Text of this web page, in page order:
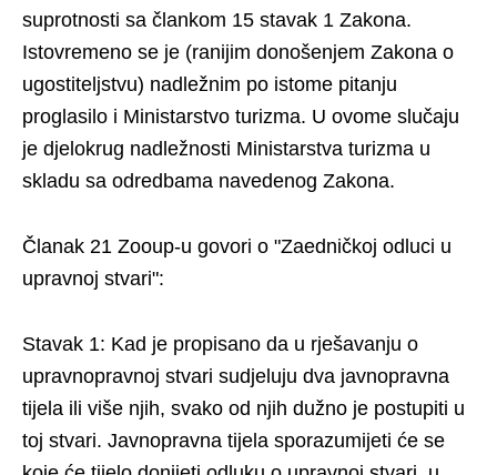
suprotnosti sa člankom 15 stavak 1 Zakona.
Istovremeno se je (ranijim donošenjem Zakona o
ugostiteljstvu) nadležnim po istome pitanju
proglasilo i Ministarstvo turizma. U ovome slučaju
je djelokrug nadležnosti Ministarstva turizma u
skladu sa odredbama navedenog Zakona.
Članak 21 Zooup-u govori o "Zaedničkoj odluci u
upravnoj stvari":
Stavak 1: Kad je propisano da u rješavanju o
upravnopravnoj stvari sudjeluju dva javnopravna
tijela ili više njih, svako od njih dužno je postupiti u
toj stvari. Javnopravna tijela sporazumijeti će se